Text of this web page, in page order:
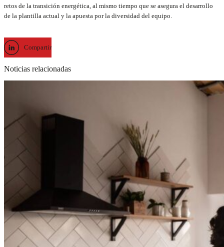
retos de la transición energética, al mismo tiempo que se asegura el desarrollo
de la plantilla actual y la apuesta por la diversidad del equipo.
Compartir
Noticias relacionadas